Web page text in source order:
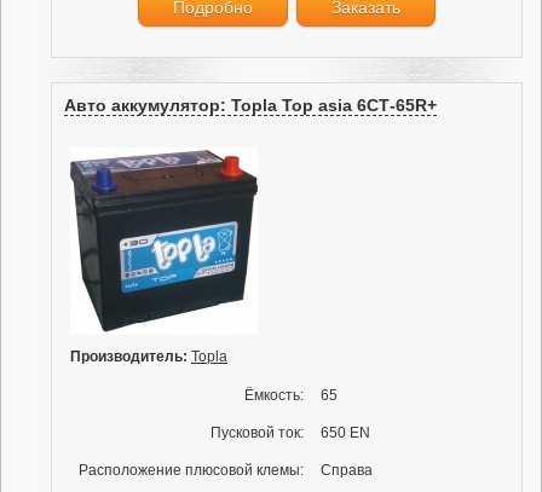
Подробно Заказать
Авто аккумулятор: Topla Top asia 6СТ-65R+
Производитель: Topla
Ёмкость: 65
Пусковой ток: 650 EN
Расположение плюсовой клемы: Справа